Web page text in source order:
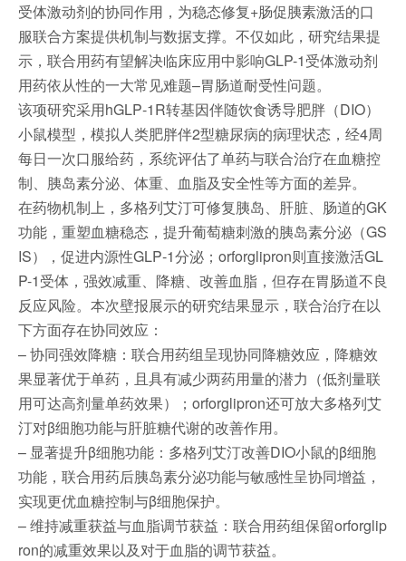
受体激动剂的协同作用，为稳态修复+肠促胰素激活的口
服联合方案提供机制与数据支撑。不仅如此，研究结果提
示，联合用药有望解决临床应用中影响GLP-1受体激动剂
用药依从性的一大常见难题–胃肠道耐受性问题。
该项研究采用hGLP‑1R转基因伴随饮食诱导肥胖（DIO）
小鼠模型，模拟人类肥胖伴2型糖尿病的病理状态，经4周
每日一次口服给药，系统评估了单药与联合治疗在血糖控
制、胰岛素分泌、体重、血脂及安全性等方面的差异。
在药物机制上，多格列艾汀可修复胰岛、肝脏、肠道的GK
功能，重塑血糖稳态，提升葡萄糖刺激的胰岛素分泌（GS
IS），促进内源性GLP‑1分泌；orforglipron则直接激活GL
P-1受体，强效减重、降糖、改善血脂，但存在胃肠道不良
反应风险。本次壁报展示的研究结果显示，联合治疗在以
下方面存在协同效应：
– 协同强效降糖：联合用药组呈现协同降糖效应，降糖效
果显著优于单药，且具有减少两药用量的潜力（低剂量联
用可达高剂量单药效果）；orforglipron还可放大多格列艾
汀对β细胞功能与肝脏糖代谢的改善作用。
– 显著提升β细胞功能：多格列艾汀改善DIO小鼠的β细胞
功能，联合用药后胰岛素分泌功能与敏感性呈协同增益，
实现更优血糖控制与β细胞保护。
– 维持减重获益与血脂调节获益：联合用药组保留orforglip
ron的减重效果以及对于血脂的调节获益。